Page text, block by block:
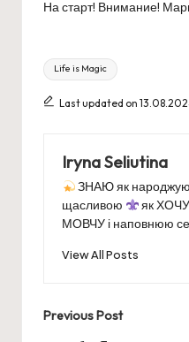
На старт! Внимание!
Tags:
Life is Magic
Last updated on
Iryna Seliutina
ЗНАЮ як
щасливою
як
МОВЧУ і наповнюю
View All Posts
Post
Previous Post